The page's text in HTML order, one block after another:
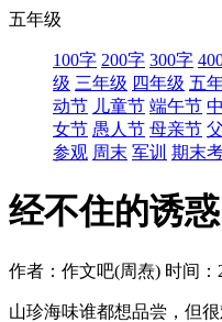
五年级
100字 200字 300字
级 三年级 四年级 五
动节 儿童节 端午节
女节 愚人节 母亲节
参观 周末 军训 期末
经不住的诱惑
作者：作文吧(周焘) 时间：
山珍海味谁都想品尝，但